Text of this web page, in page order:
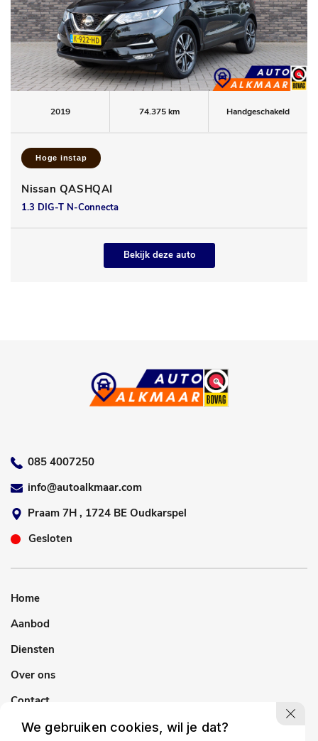
2019 74.375 km Handgeschakeld
Hoge instap
Nissan QASHQAI
1.3 DIG-T N-Connecta
Bekijk deze auto
085 4007250
info@autoalkmaar.com
Praam 7H , 1724 BE Oudkarspel
Gesloten
Home
Aanbod
Diensten
Over ons
Contact
We gebruiken cookies, wil je dat?